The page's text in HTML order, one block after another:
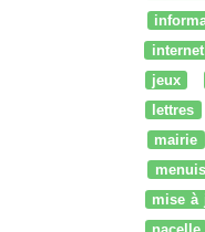
jeux
lettres
mairie
mise à